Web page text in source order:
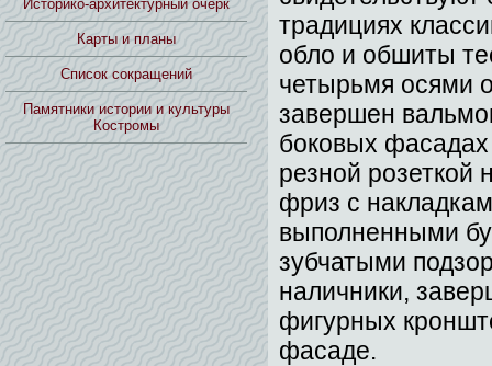
Историко-архитектурный очерк
Карты и планы
Список сокращений
Памятники истории и культуры
Костромы
традициях
обло и обшиты
четырьмя осями
завершен
боковых
резной
фриз с
выполненными
зубчатыми
наличники,
фигурных
фасаде.